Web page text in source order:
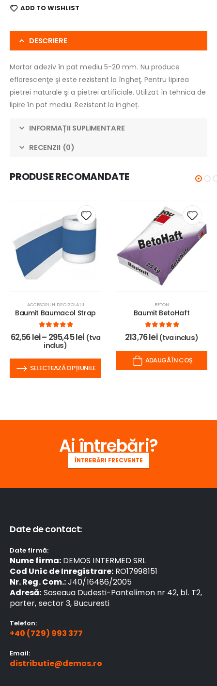
ADD TO WISHLIST
DESCRIERE
Mortar adeziv în pat mediu 5-20 mm. Nu produce
eflorescenţe şi este rezistent la îngheţ. Pentru lipirea
pietrei naturale şi a pietrei artificiale. Utilizat în tehnica de
lipire în pat mediu. Rezistent la ingheț.
INFORMAȚII SUPLIMENTARE
RECENZII (0)
PRODUSE RECOMANDATE
ACCESORII HIDROIZOLAȚII
Baumit Baumacol Strap
0 out of 5
62,56lei– 295,45lei (tva
inclus)
SELECTEAZĂ OPȚIUNILE
BETON
Baumit BetoHaft
0 out of 5
213,76lei (tva inclus)
ADAUGĂ ÎN COȘ
Ai întrebări?
ÎNTREBĂRI FRECVENTE
Date de contact:
Date firmă:
Nume firma:DEMOS INTERMED SRL
Cod Unic de Inregistrare: RO17998151
Nr. Reg. Com.:J40/16486/2005
Adresă: Soseaua Dudesti-Pantelimon nr 42, bl. T2,
parter, sector 3, Bucuresti
Telefon:
+40 (729) 993 377
Email:
distributie@demos.ro